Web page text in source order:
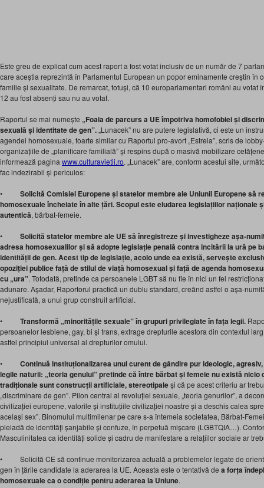
Este greu de explicat cum acest raport a fost votat inclusiv de un număr de 7
care aceștia reprezintă în Parlamentul European un popor eminamente creștin în
familie și sexualitate. De remarcat, totuși, că 10 europarlamentari români au votat
12 au fost absenți sau nu au votat.
Raportul se mai numește „Foaia de parcurs a UE împotriva homofobiei și
sexuală și identitate de gen”. „Lunacek” nu are putere legislativă, ci este un
agendei homosexuale, foarte similar cu Raportul pro-avort „Estrela”, scris de
organizațiile de „planificare familială” și respins după o masivă mobilizare
informează pagina www.culturavietii.ro. „Lunacek” are, conform acestui site,
fac indezirabil și periculos:
• Solicită Comisiei Europene și statelor membre ale Uniunii Europene să
homosexuale încheiate în alte țări. Scopul este eludarea legislațiilor naționale
autentică, bărbat-femeie.
• Solicită statelor membre ale UE să înregistreze și investigheze așa-
adresa homosexualilor și să adopte legislație penală contra incitării la ură pe
identității de gen. Acest tip de legislație, acolo unde ea există, servește
opoziției publice față de stilul de viață homosexual și față de agenda
cu „ura”. Totodată, pretinde ca persoanele LGBT să nu fie în nici un fel
adunare. Așadar, Raportorul practică un dublu standard, creând astfel o așa-
nejustificată, a unui grup construit artificial.
• Transformă „minoritățile sexuale” în grupuri privilegiate în fața legii.
persoanelor lesbiene, gay, bi și trans, extrage drepturile acestora din contextul
astfel principiul universal al drepturilor omului.
• Continuă instituționalizarea unui curent de gândire pur ideologic,
legile naturii: „teoria genului” pretinde că între bărbat și femeie nu există
tradiționale sunt construcții artificiale, stereotipaleși că pe acest criteriu ar
„discriminare de gen”. Pilon central al revoluției sexuale, „teoria genurilor”, a
civilizației europene, valorile și instituțiile civilizației noastre și a deschis calea
același sex”. Binomului multimilenar pe care s-a întemeia societatea, Bărbat-
pleiadă de identități șanjabile și confuze, în perpetuă mișcare (LGBTQIA…).
Masculinitatea ca identități solide și cadru de manifestare a relațiilor sociale ar
• Solicită CE să continue monitorizarea actuală a problemelor legate de
gen în țările candidate la aderarea la UE. Aceasta este o tentativă de a forța
homosexuale ca o condiție pentru aderarea la Uniune.